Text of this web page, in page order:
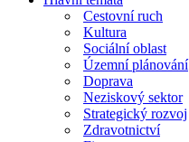
Cestovní ruch
Kultura
Sociální oblast
Územní plánování
Doprava
Neziskový sektor
Strategický rozvoj
Zdravotnictví